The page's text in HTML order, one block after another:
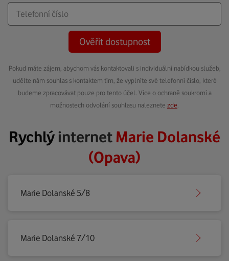
Ověřit dostupnost
Pokud máte zájem, abychom vás kontaktovali s individuální nabídkou služeb,
udělte nám souhlas s kontaktem tím, že vyplníte své telefonní číslo, které
budeme zpracovávat pouze pro tento účel. Více o ochraně soukromí a
možnostech odvolání souhlasu naleznete zde
Rychlýinternet Marie Dolanské
(Opava)
Marie Dolanské 5/8
Marie Dolanské 7/10